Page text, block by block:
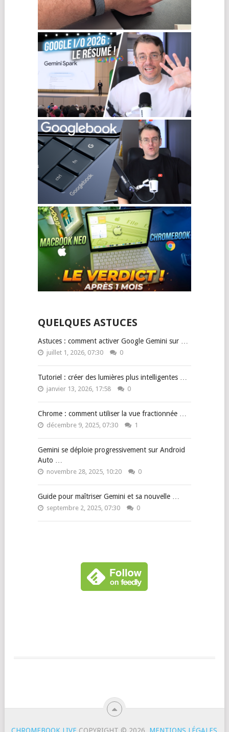
QUELQUES ASTUCES
Astuces : comment activer Google Gemini sur …
juillet 1, 2026, 07:30 0
Tutoriel : créer des lumières plus intelligentes …
janvier 13, 2026, 17:58 0
Chrome : comment utiliser la vue fractionnée …
décembre 9, 2025, 07:30 1
Gemini se déploie progressivement sur Android
Auto …
novembre 28, 2025, 10:20 0
Guide pour maîtriser Gemini et sa nouvelle …
septembre 2, 2025, 07:30 0
CHROMEBOOK LIVE COPYRIGHT © 2026. MENTIONS LÉGALES